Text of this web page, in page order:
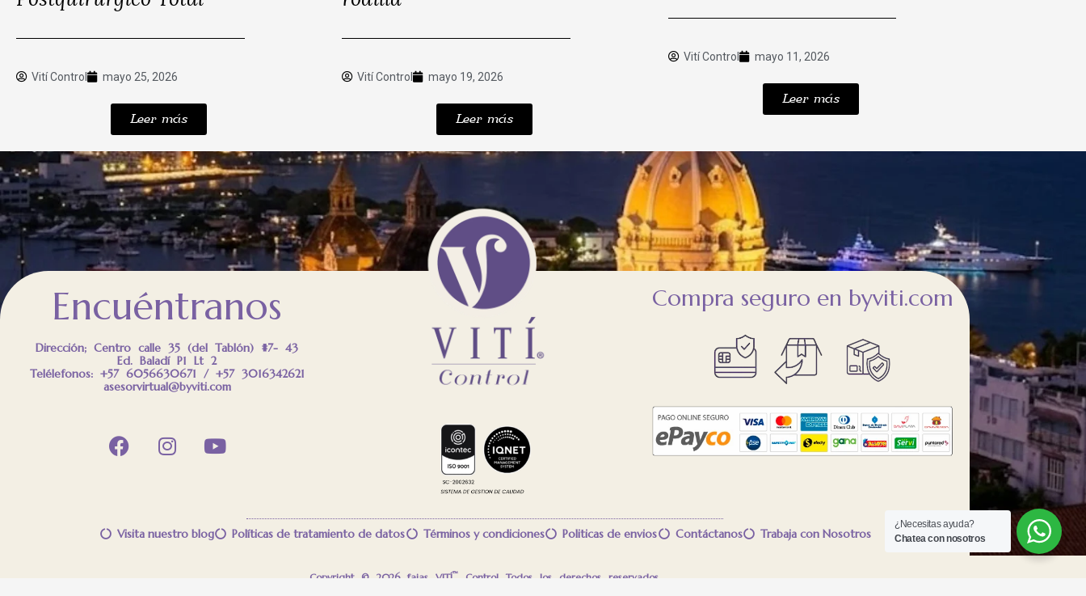
Vití Control mayo 25, 2026
Leer más
Vití Control mayo 19, 2026
Leer más
Vití Control mayo 11, 2026
Leer más
Encuéntranos
Dirección; Centro calle 35 (del Tablón) #7- 43
Ed. Baladí P1 Lt 2
Telélefonos: +57 6056630671 / +57 3016342621
asesorvirtual@byviti.com
Compra seguro en byviti.com
Visita nuestro blog Políticas de tratamiento de datos Términos y condiciones Politicas de envios Contáctanos Trabaja con Nosotros
Copyright © 2026 fajas VITÍ™ Control Todos los derechos reservados.
¿Necesitas ayuda?
Chatea con nosotros